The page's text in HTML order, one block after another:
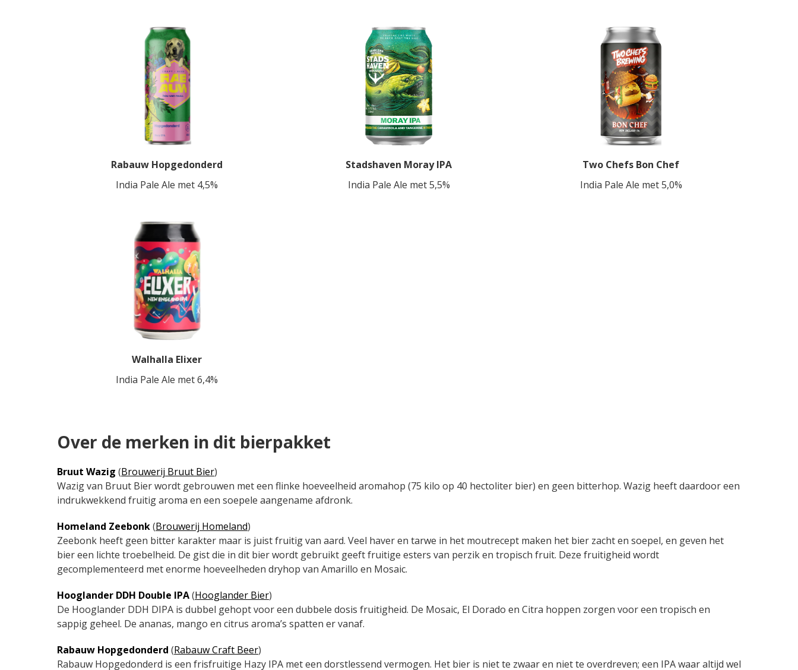
Rabauw Hopgedonderd
India Pale Ale met 4,5%
Stadshaven Moray IPA
India Pale Ale met 5,5%
Two Chefs Bon Chef
India Pale Ale met 5,0%
Walhalla Elixer
India Pale Ale met 6,4%
Over de merken in dit bierpakket
Bruut Wazig (Brouwerij Bruut Bier)
Wazig van Bruut Bier wordt gebrouwen met een flinke hoeveelheid aromahop (75 kilo op 40 hectoliter bier) en geen bitterhop. Wazig heeft daardoor een
indrukwekkend fruitig aroma en een soepele aangename afdronk.
Homeland Zeebonk(Brouwerij Homeland)
Zeebonk heeft geen bitter karakter maar is juist fruitig van aard. Veel haver en tarwe in het moutrecept maken het bier zacht en soepel, en geven het
bier een lichte troebelheid. De gist die in dit bier wordt gebruikt geeft fruitige esters van perzik en tropisch fruit. Deze fruitigheid wordt
gecomplementeerd met enorme hoeveelheden dryhop van Amarillo en Mosaic.
Hooglander DDH Double IPA(Hooglander Bier)
De Hooglander DDH DIPA is dubbel gehopt voor een dubbele dosis fruitigheid. De Mosaic, El Dorado en Citra hoppen zorgen voor een tropisch en
sappig geheel. De ananas, mango en citrus aroma’s spatten er vanaf.
Rabauw Hopgedonderd (Rabauw Craft Beer)
Rabauw Hopgedonderd is een frisfruitige Hazy IPA met een dorstlessend vermogen. Het bier is niet te zwaar en niet te overdreven; een IPA waar altijd wel